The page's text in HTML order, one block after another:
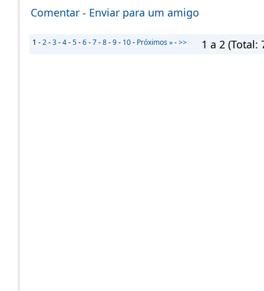
Comentar - Enviar para um amigo
1 -2-3-4-5-6-7-8-9- 10- Próximos »->> 1 a 2 (Total: